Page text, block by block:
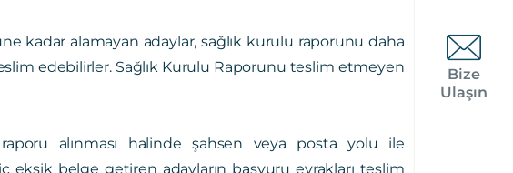
kadar alamayan adaylar, sağlık kurulu raporunu daha
edebilirler. Sağlık Kurulu Raporunu teslim etmeyen
alınması halinde şahsen veya posta yolu ile
belge getiren adayların başvuru evrakları teslim
Bize
Ulaşın